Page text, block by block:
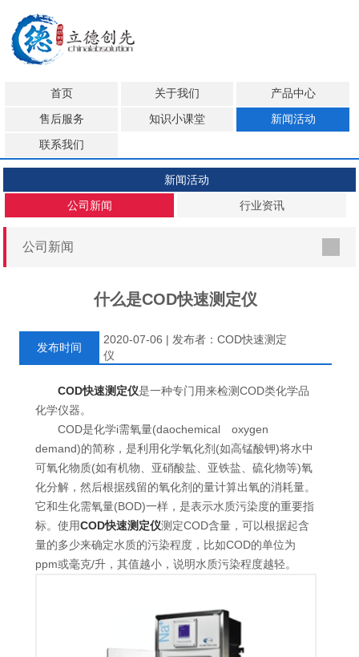
首页 关于我们 产品中心
售后服务 知识小课堂 新闻活动
联系我们
新闻活动
公司新闻
行业资讯
公司新闻
什么是COD快速测定仪
发布时间
2020-07-06 | 发布者：COD快速测定
仪
COD快速测定仪是一种专门用来检测COD类化学品
化学仪器。
COD是化学i需氧量(daochemical oxygen
demand)的简称，是利用化学氧化剂(如高锰酸钾)将水中
可氧化物质(如有机物、亚硝酸盐、亚铁盐、硫化物等)氧
化分解，然后根据残留的氧化剂的量计算出氧的消耗量。
它和生化需氧量(BOD)一样，是表示水质污染度的重要指
标。使用COD快速测定仪测定COD含量，可以根据起含
量的多少来确定水质的污染程度，比如COD的单位为
ppm或毫克/升，其值越小，说明水质污染程度越轻。